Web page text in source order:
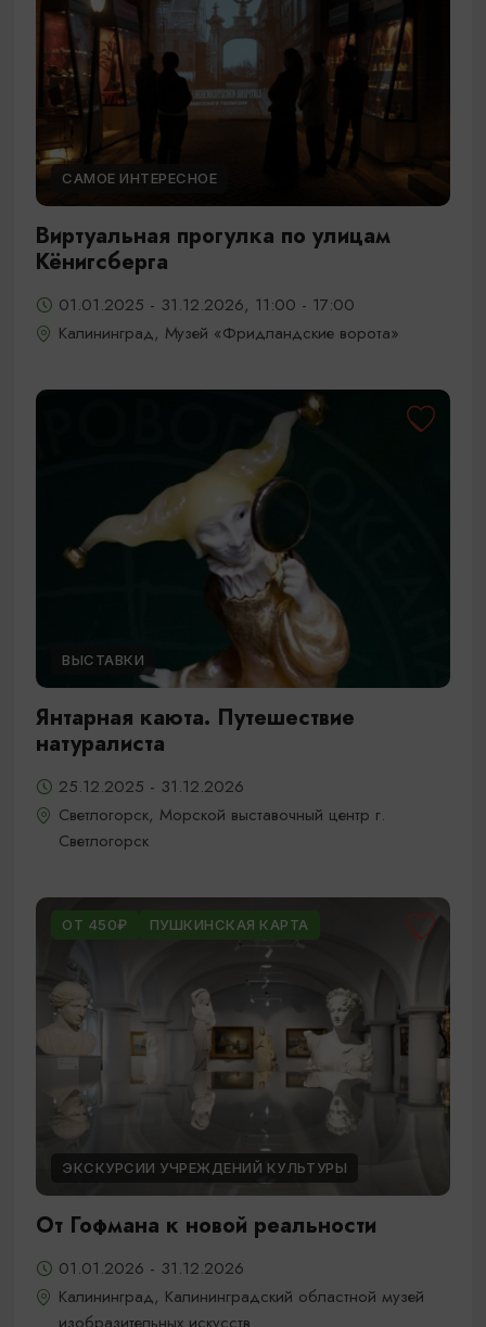
САМОЕ ИНТЕРЕСНОЕ
Виртуальная прогулка по улицам
Кёнигсберга
01.01.2025 - 31.12.2026, 11:00 - 17:00
Калининград, Музей «Фридландские ворота»
ВЫСТАВКИ
Янтарная каюта. Путешествие
натуралиста
25.12.2025 - 31.12.2026
Светлогорск, Морской выставочный центр г.
Светлогорск
ОТ 450₽ ПУШКИНСКАЯ КАРТА
ЭКСКУРСИИ УЧРЕЖДЕНИЙ КУЛЬТУРЫ
От Гофмана к новой реальности
01.01.2026 - 31.12.2026
Калининград, Калининградский областной музей